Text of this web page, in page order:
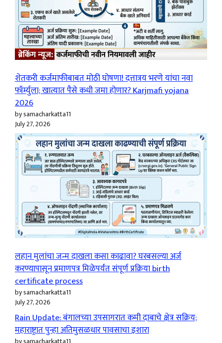
शेतकरी कर्जमाफीबाबत मोठी घोषणा! दत्तात्रय भरणे यांचा नवा
फॉर्म्युला; खात्यात पैसे कधी जमा होणार? Karjmafi yojana
2026
by samacharkatta11
July 27, 2026
लहान मुलांचा जन्म दाखला कसा काढावा? घरबसल्या अर्ज
करण्यापासून प्रमाणपत्र मिळेपर्यंत संपूर्ण प्रक्रिया birth
certificate process
by samacharkatta11
July 27, 2026
Rain Update: बंगालच्या उपसागरात कमी दाबाचे क्षेत्र सक्रिय;
महाराष्ट्रात पुन्हा अतिमुसळधार पावसाचा इशारा